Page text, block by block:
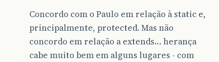
Concordo com o Paulo em relação à static e,
principalmente, protected. Mas não
concordo em relação a extends… herança
cabe muito bem em alguns lugares - com